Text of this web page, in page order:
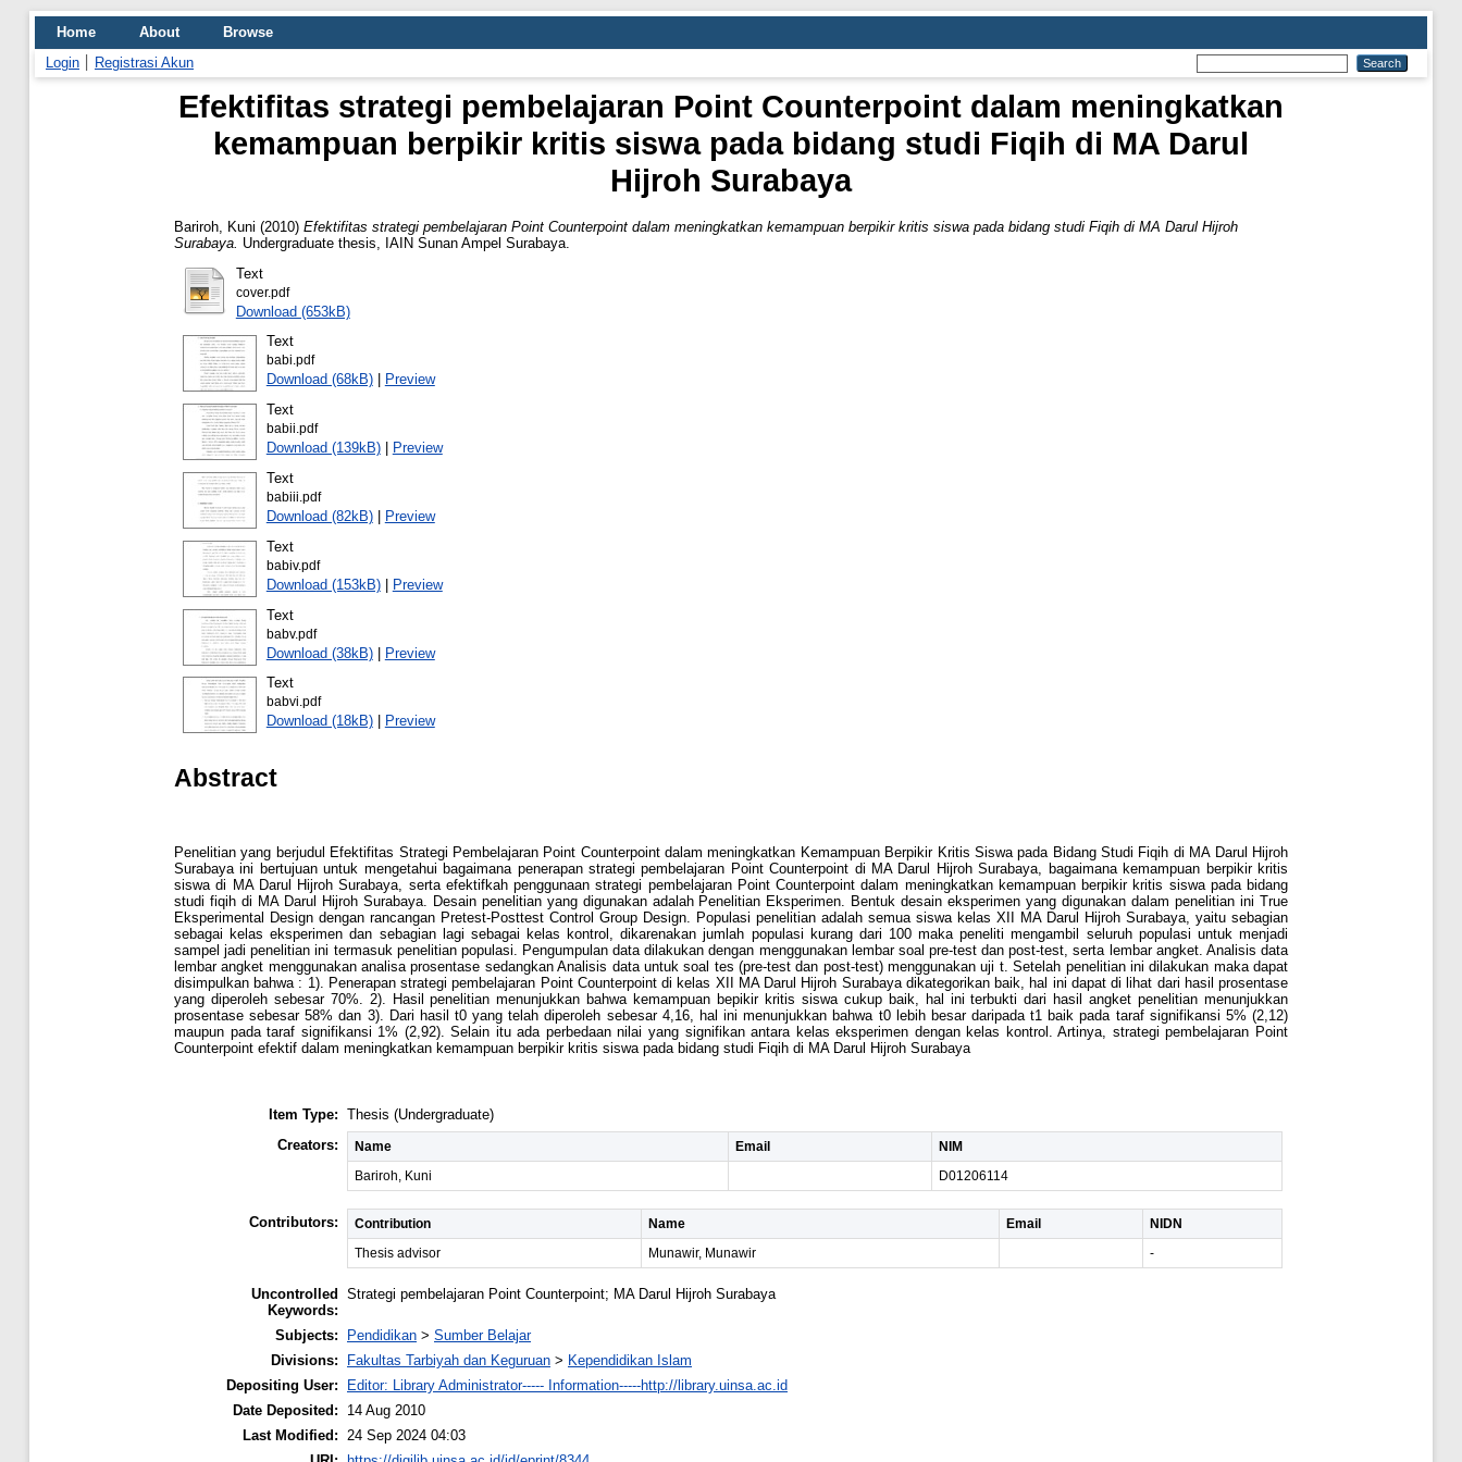
Home About
Browse
Login
Registrasi Akun
Efektifitas strategi pembelajaran Point Counterpoint dalam meningkatkan
kemampuan berpikir kritis siswa pada bidang studi Fiqih di MA Darul
Hijroh Surabaya
Bariroh, Kuni (2010) Efektifitas strategi pembelajaran Point Counterpoint dalam meningkatkan kemampuan berpikir kritis siswa pada bidang studi Fiqih di MA Darul Hijroh
Surabaya. Undergraduate thesis, IAIN Sunan Ampel Surabaya.
Text
cover.pdf
Download (653kB)
Text
babi.pdf
Download (68kB)|
Preview
Text
babii.pdf
Download (139kB)|
Preview
Text
babiii.pdf
Download (82kB)|
Preview
Text
babiv.pdf
Download (153kB)|
Preview
Text
babv.pdf
Download (38kB)| Preview
Text
babvi.pdf
Download (18kB)| Preview
Abstract
Penelitian yang berjudul Efektifitas Strategi Pembelajaran Point Counterpoint dalam meningkatkan Kemampuan Berpikir Kritis Siswa pada Bidang Studi Fiqih di MA Darul Hijroh
Surabaya ini bertujuan untuk mengetahui bagaimana penerapan strategi pembelajaran Point Counterpoint di MA Darul Hijroh Surabaya, bagaimana kemampuan berpikir kritis
siswa di MA Darul Hijroh Surabaya, serta efektifkah penggunaan strategi pembelajaran Point Counterpoint dalam meningkatkan kemampuan berpikir kritis siswa pada bidang
studi fiqih di MA Darul Hijroh Surabaya. Desain penelitian yang digunakan adalah Penelitian Eksperimen. Bentuk desain eksperimen yang digunakan dalam penelitian ini True
Eksperimental Design dengan rancangan Pretest-Posttest Control Group Design. Populasi penelitian adalah semua siswa kelas XII MA Darul Hijroh Surabaya, yaitu sebagian
sebagai kelas eksperimen dan sebagian lagi sebagai kelas kontrol, dikarenakan jumlah populasi kurang dari 100 maka peneliti mengambil seluruh populasi untuk menjadi
sampel jadi penelitian ini termasuk penelitian populasi. Pengumpulan data dilakukan dengan menggunakan lembar soal pre-test dan post-test, serta lembar angket. Analisis data
lembar angket menggunakan analisa prosentase sedangkan Analisis data untuk soal tes (pre-test dan post-test) menggunakan uji t. Setelah penelitian ini dilakukan maka dapat
disimpulkan bahwa : 1). Penerapan strategi pembelajaran Point Counterpoint di kelas XII MA Darul Hijroh Surabaya dikategorikan baik, hal ini dapat di lihat dari hasil prosentase
yang diperoleh sebesar 70%. 2). Hasil penelitian menunjukkan bahwa kemampuan bepikir kritis siswa cukup baik, hal ini terbukti dari hasil angket penelitian menunjukkan
prosentase sebesar 58% dan 3). Dari hasil t0 yang telah diperoleh sebesar 4,16, hal ini menunjukkan bahwa t0 lebih besar daripada t1 baik pada taraf signifikansi 5% (2,12)
maupun pada taraf signifikansi 1% (2,92). Selain itu ada perbedaan nilai yang signifikan antara kelas eksperimen dengan kelas kontrol. Artinya, strategi pembelajaran Point
Counterpoint efektif dalam meningkatkan kemampuan berpikir kritis siswa pada bidang studi Fiqih di MA Darul Hijroh Surabaya
Item Type: Thesis (Undergraduate)
Creators:
Name Email
NIM
Bariroh, Kuni
D01206114
Contributors: Contribution Name Email
NIDN
Thesis advisor
Munawir, Munawir -
Uncontrolled
Keywords:
Strategi pembelajaran Point Counterpoint; MA Darul Hijroh Surabaya
Subjects: Pendidikan > Sumber Belajar
Divisions:
Fakultas Tarbiyah dan Keguruan > Kependidikan Islam
Depositing User:
Editor: Library Administrator----- Information-----http://library.uinsa.ac.id
Date Deposited:
14 Aug 2010
Last Modified:
24 Sep 2024 04:03